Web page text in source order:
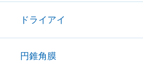
ドライアイ
円錐角膜